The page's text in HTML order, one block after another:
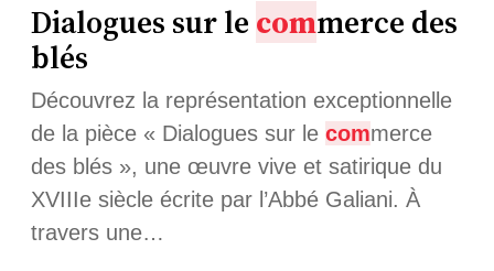
Dialogues sur le commerce des
blés
Découvrez la représentation exceptionnelle
de la pièce « Dialogues sur le commerce
des blés », une œuvre vive et satirique du
XVIIIe siècle écrite par l’Abbé Galiani. À
travers une…